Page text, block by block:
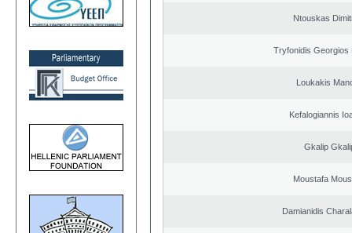
Ntouskas
Tryfonidis Georgios
Loukakis
Kefalogiannis
Gkalip
Moustafa
Damianidis